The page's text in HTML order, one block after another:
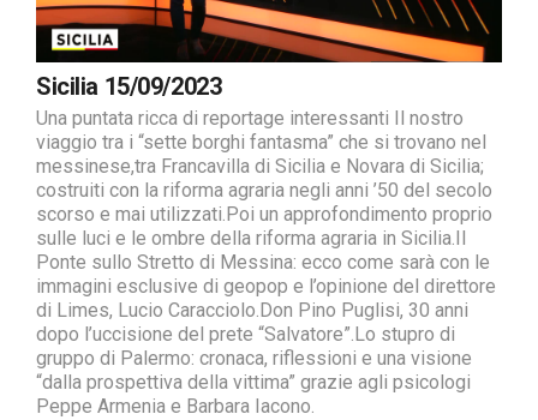
Sicilia 15/09/2023
Una puntata ricca di reportage interessanti Il nostro
viaggio tra i “sette borghi fantasma” che si trovano nel
messinese,tra Francavilla di Sicilia e Novara di Sicilia;
costruiti con la riforma agraria negli anni ’50 del secolo
scorso e mai utilizzati.Poi un approfondimento proprio
sulle luci e le ombre della riforma agraria in Sicilia.Il
Ponte sullo Stretto di Messina: ecco come sarà con le
immagini esclusive di geopop e l’opinione del direttore
di Limes, Lucio Caracciolo.Don Pino Puglisi, 30 anni
dopo l’uccisione del prete “Salvatore”.Lo stupro di
gruppo di Palermo: cronaca, riflessioni e una visione
“dalla prospettiva della vittima” grazie agli psicologi
Peppe Armenia e Barbara Iacono.